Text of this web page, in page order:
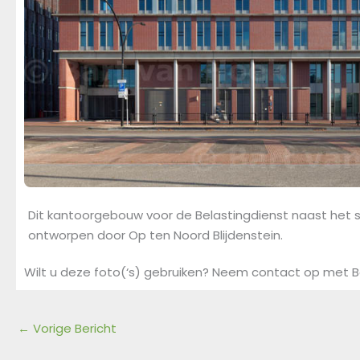
Dit kantoorgebouw voor de Belastingdienst naast het
ontworpen door Op ten Noord Blijdenstein.
Wilt u deze foto(‘s) gebruiken? Neem contact op met
← Vorige Bericht